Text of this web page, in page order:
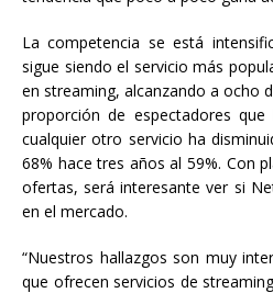
La competencia se está
sigue siendo el servicio más
en streaming, alcanzando a ocho
proporción de espectadores
cualquier otro servicio ha
68% hace tres años al 59%. Con
ofertas, será interesante ver si
en el mercado.
“Nuestros hallazgos son muy
que ofrecen servicios de